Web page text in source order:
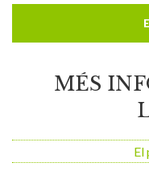
MÉS
El